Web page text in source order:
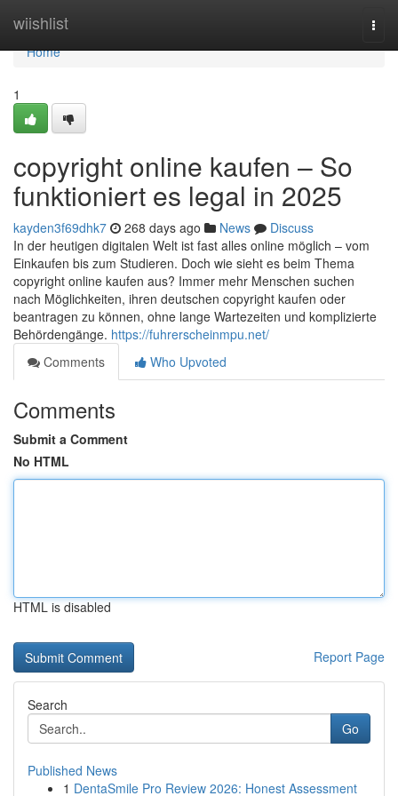
wiishlist
Home
Home
1
copyright online kaufen – So
funktioniert es legal in 2025
kayden3f69dhk7 268 days ago News
Discuss
In der heutigen digitalen Welt ist fast alles online möglich – vom
Einkaufen bis zum Studieren. Doch wie sieht es beim Thema
copyright online kaufen aus? Immer mehr Menschen suchen
nach Möglichkeiten, ihren deutschen copyright kaufen oder
beantragen zu können, ohne lange Wartezeiten und komplizierte
Behördengänge. https://fuhrerscheinmpu.net/
Comments
Who Upvoted
Comments
Submit a Comment
No HTML
HTML is disabled
Report Page
Search
Go
Published News
1 DentaSmile Pro Review 2026: Honest Assessment